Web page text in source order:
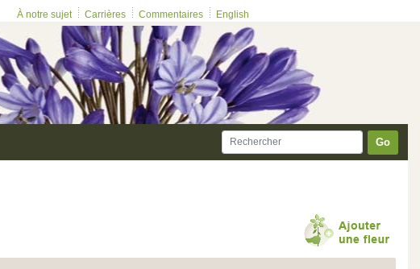
À notre sujet Carrières Commentaires English
Go